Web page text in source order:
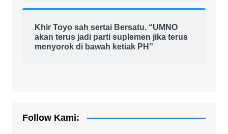
Khir Toyo sah sertai Bersatu. “UMNO
akan terus jadi parti suplemen jika terus
menyorok di bawah ketiak PH”
Follow Kami: